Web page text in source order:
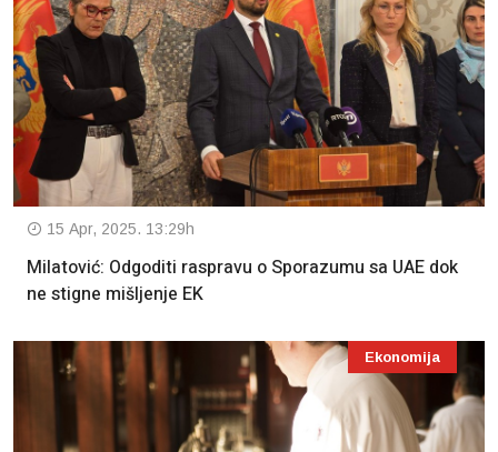
15 Apr, 2025. 13:29h
Milatović: Odgoditi raspravu o Sporazumu sa UAE dok
ne stigne mišljenje EK
Ekonomija